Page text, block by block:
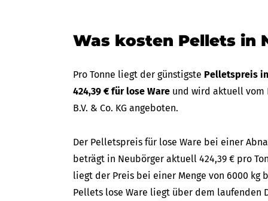
Was kosten Pellets in
Pro Tonne liegt der günstigste Pelletspreis
424,39 € für lose Ware und wird aktuell vom
B.V. & Co. KG angeboten.
Der Pelletspreis für lose Ware bei einer
beträgt in Neubörger aktuell 424,39 € pro
liegt der Preis bei einer Menge von 6000 kg
Pellets lose Ware liegt über dem laufenden